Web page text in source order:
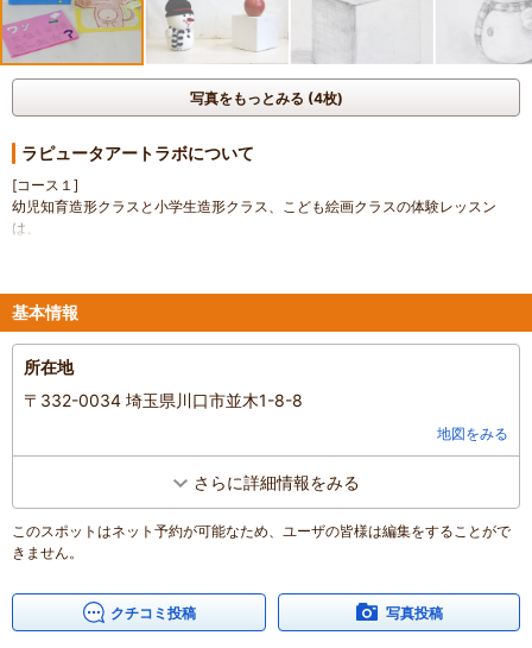
写真をもっとみる (4枚)
ラピュータアートラボについて
[コース１]
幼児知育造形クラスと小学生造形クラス、こども絵画クラスの体験レッスン
は、
絵のイメージをどのくらい表現できるのかを見させていただきます。
※体験レッスンから1ヶ月以内に教室に入会していただいた場合、体験レッスン
費用を
キャッシュバックさせていただきます。
[コース2]
陰影で絵を描く基本をデモンストレーション（10分程度）しながら説明して、
そのあと描いていただきます。
※体験レッスンから1ヶ月以内に教室に入会していただいた場合、体験レッスン
キャッシュバックさせていただきます。
基本情報
所在地
〒332-0034 埼玉県川口市並木1-8-8
地図をみる
さらに詳細情報をみる
このスポットはネット予約が可能なため、ユーザの皆様は編集をすることがで
きません。
クチコミ投稿 写真投稿